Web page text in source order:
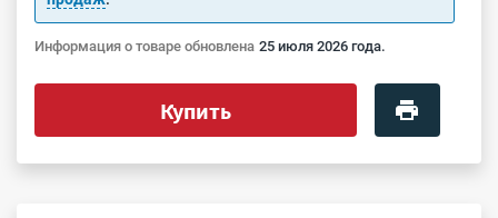
Информация о товаре обновлена 25 июля 2026 года.
Купить